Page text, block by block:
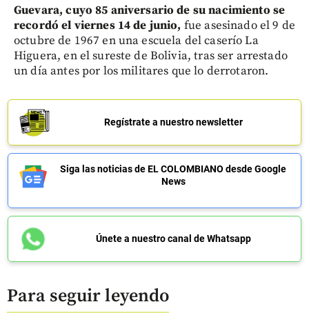
Guevara, cuyo 85 aniversario de su nacimiento se
recordó el viernes 14 de junio, fue asesinado el 9 de
octubre de 1967 en una escuela del caserío La
Higuera, en el sureste de Bolivia, tras ser arrestado
un día antes por los militares que lo derrotaron.
Regístrate a nuestro newsletter
Siga las noticias de EL COLOMBIANO desde Google
News
Únete a nuestro canal de Whatsapp
Para seguir leyendo